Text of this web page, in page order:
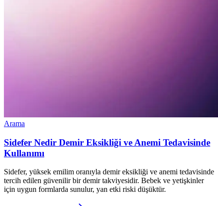
Arama
Sidefer Nedir Demir Eksikliği ve Anemi Tedavisinde
Kullanımı
Sidefer, yüksek emilim oranıyla demir eksikliği ve anemi tedavisinde
tercih edilen güvenilir bir demir takviyesidir. Bebek ve yetişkinler
için uygun formlarda sunulur, yan etki riski düşüktür.